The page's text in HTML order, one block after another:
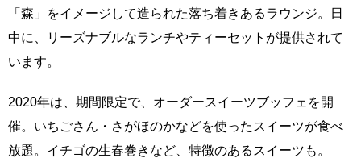
「森」をイメージして造られた落ち着きあるラウンジ。日
中に、リーズナブルなランチやティーセットが提供されて
います。
2020年は、期間限定で、オーダースイーツブッフェを開
催。いちごさん・さがほのかなどを使ったスイーツが食べ
放題。イチゴの生春巻きなど、特徴のあるスイーツも。